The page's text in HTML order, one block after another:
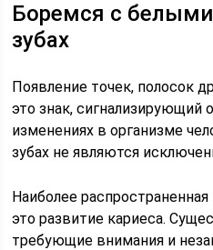
Боремся с
зубах
Появление точек, полосок
это знак, сигнализирующий
изменениях в организме
зубах не являются
Наиболее
это развитие кариеса.
требующие внимания и